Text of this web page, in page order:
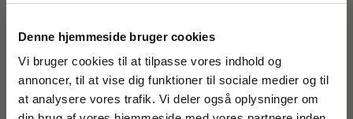
Denne hjemmeside bruger cookies
Vi bruger cookies til at tilpasse vores indhold og
annoncer, til at vise dig funktioner til sociale medier og til
at analysere vores trafik. Vi deler også oplysninger om
Løsning
Højmarksvej 34
DK-8723 Løsning
(Google Maps)